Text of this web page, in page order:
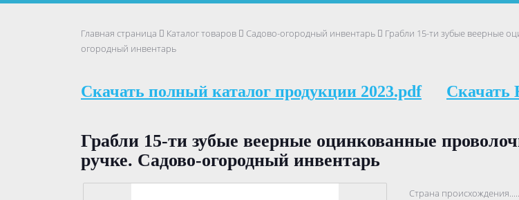
Главная страница Каталог товаров Садово-огородный инвентарь
Грабли 15-ти зубые веерные
огородный инвентарь
Скачать полный каталог продукции 2023.pdf Скачать
Грабли 15-ти зубые веерные оцинкованные
ручке. Садово-огородный инвентарь
Страна